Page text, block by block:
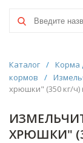
Каталог / Корма
кормов
/
хрюшки" (350 кг/ч)
ХРЮШКИ"